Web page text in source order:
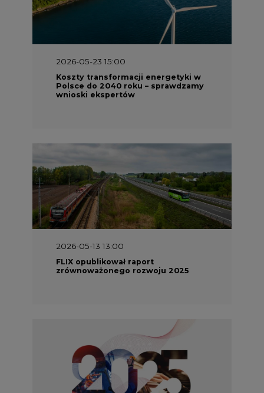
2026-05-23 15:00
Koszty transformacji energetyki w
Polsce do 2040 roku – sprawdzamy
wnioski ekspertów
2026-05-13 13:00
FLIX opublikował raport
zrównoważonego rozwoju 2025